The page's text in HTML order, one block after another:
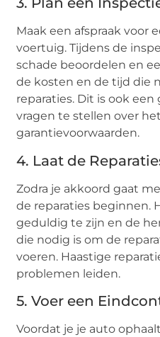
Maak een afspraak voor
voertuig. Tijdens de
schade beoordelen en
de kosten en de tijd die
reparaties. Dit is ook
vragen te stellen over
garantievoorwaarden.
4. Laat de
Zodra je akkoord gaat
de reparaties beginnen.
geduldig te zijn en de
die nodig is om de
voeren. Haastige
problemen leiden.
5. Voer een
Voordat je je auto